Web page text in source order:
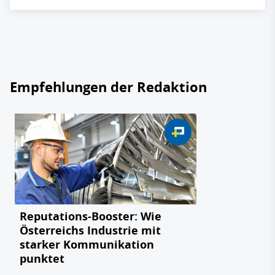
Empfehlungen der Redaktion
Reputations-Booster: Wie
Österreichs Industrie mit
starker Kommunikation
punktet